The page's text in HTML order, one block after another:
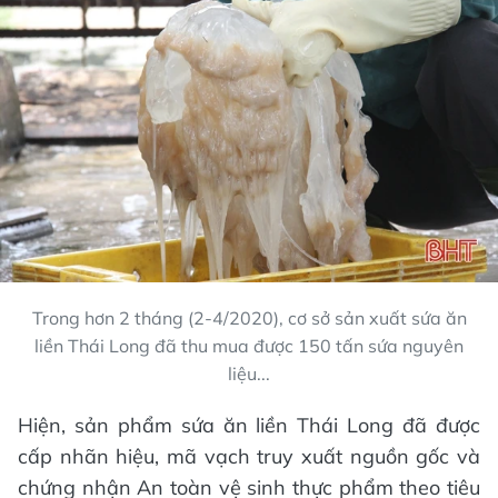
Trong hơn 2 tháng (2-4/2020), cơ sở sản xuất sứa ăn
liền Thái Long đã thu mua được 150 tấn sứa nguyên
liệu...
Hiện, sản phẩm sứa ăn liền Thái Long đã được
cấp nhãn hiệu, mã vạch truy xuất nguồn gốc và
chứng nhận An toàn vệ sinh thực phẩm theo tiêu